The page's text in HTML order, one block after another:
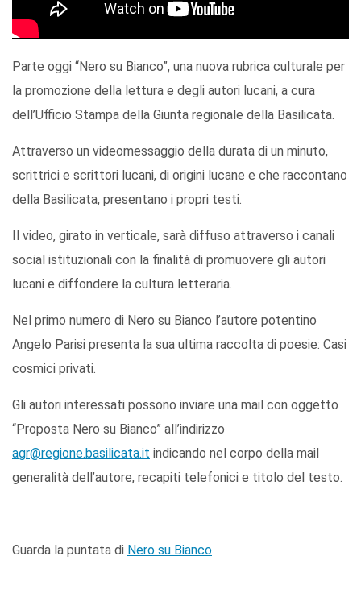
Parte oggi “Nero su Bianco”, una nuova rubrica culturale per
la promozione della lettura e degli autori lucani, a cura
dell’Ufficio Stampa della Giunta regionale della Basilicata.
Attraverso un videomessaggio della durata di un minuto,
scrittrici e scrittori lucani, di origini lucane e che raccontano
della Basilicata, presentano i propri testi.
Il video, girato in verticale, sarà diffuso attraverso i canali
social istituzionali con la finalità di promuovere gli autori
lucani e diffondere la cultura letteraria.
Nel primo numero di Nero su Bianco l’autore potentino
Angelo Parisi presenta la sua ultima raccolta di poesie: Casi
cosmici privati.
Gli autori interessati possono inviare una mail con oggetto
“Proposta Nero su Bianco” all’indirizzo
agr@regione.basilicata.it indicando nel corpo della mail
generalità dell’autore, recapiti telefonici e titolo del testo.
Guarda la puntata di Nero su Bianco